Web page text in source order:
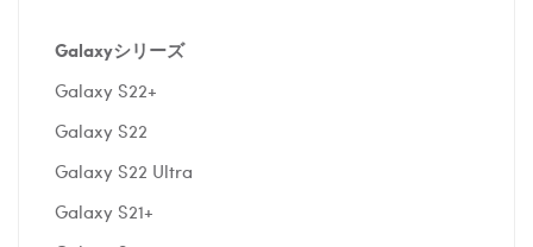
Galaxyシリーズ
Galaxy S22+
Galaxy S22
Galaxy S22 Ultra
Galaxy S21+